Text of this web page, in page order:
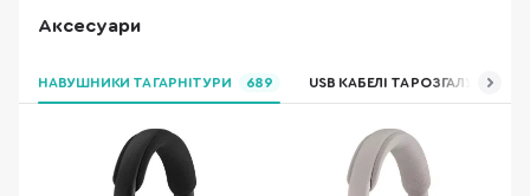
Аксесуари
НАВУШНИКИ ТА ГАРНІТУРИ 689 USB КАБЕЛІ ТА РОЗГАЛУЖУВАЧІ